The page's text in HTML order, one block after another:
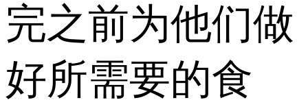
完之前为他们做
好所需要的食